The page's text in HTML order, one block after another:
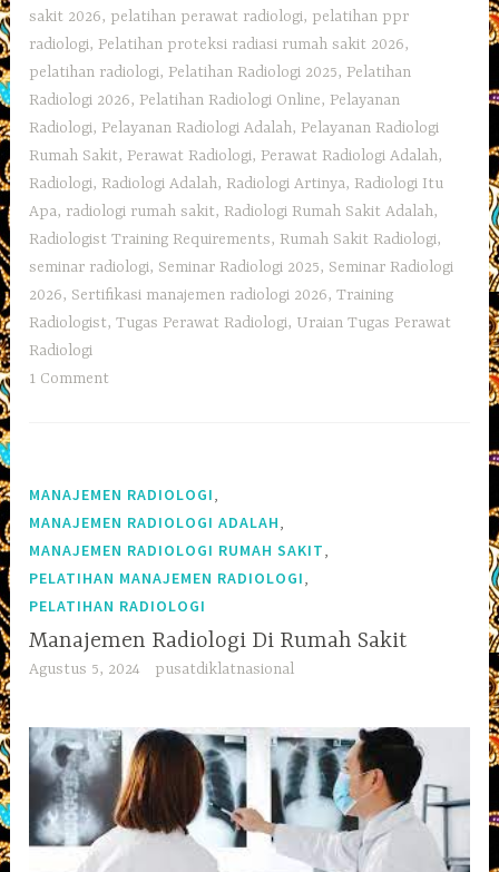
sakit 2026, pelatihan perawat radiologi, pelatihan ppr
radiologi, Pelatihan proteksi radiasi rumah sakit 2026,
pelatihan radiologi, Pelatihan Radiologi 2025, Pelatihan
Radiologi 2026, Pelatihan Radiologi Online, Pelayanan
Radiologi, Pelayanan Radiologi Adalah, Pelayanan Radiologi
Rumah Sakit, Perawat Radiologi, Perawat Radiologi Adalah,
Radiologi, Radiologi Adalah, Radiologi Artinya, Radiologi Itu
Apa, radiologi rumah sakit, Radiologi Rumah Sakit Adalah,
Radiologist Training Requirements, Rumah Sakit Radiologi,
seminar radiologi, Seminar Radiologi 2025, Seminar Radiologi
2026, Sertifikasi manajemen radiologi 2026,Training
Radiologist,Tugas Perawat Radiologi, Uraian Tugas Perawat
Radiologi
1 Comment
MANAJEMEN RADIOLOGI
MANAJEMEN RADIOLOGI ADALAH
MANAJEMEN RADIOLOGI RUMAH SAKIT
PELATIHAN MANAJEMEN RADIOLOGI
PELATIHAN RADIOLOGI
Manajemen Radiologi Di Rumah Sakit
Agustus 5, 2024 pusatdiklatnasional